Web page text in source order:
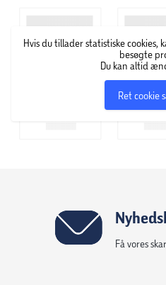
Hvis du tillader statistiske cookies,
besøgte
Du kan altid
Ret cookie
Få vores